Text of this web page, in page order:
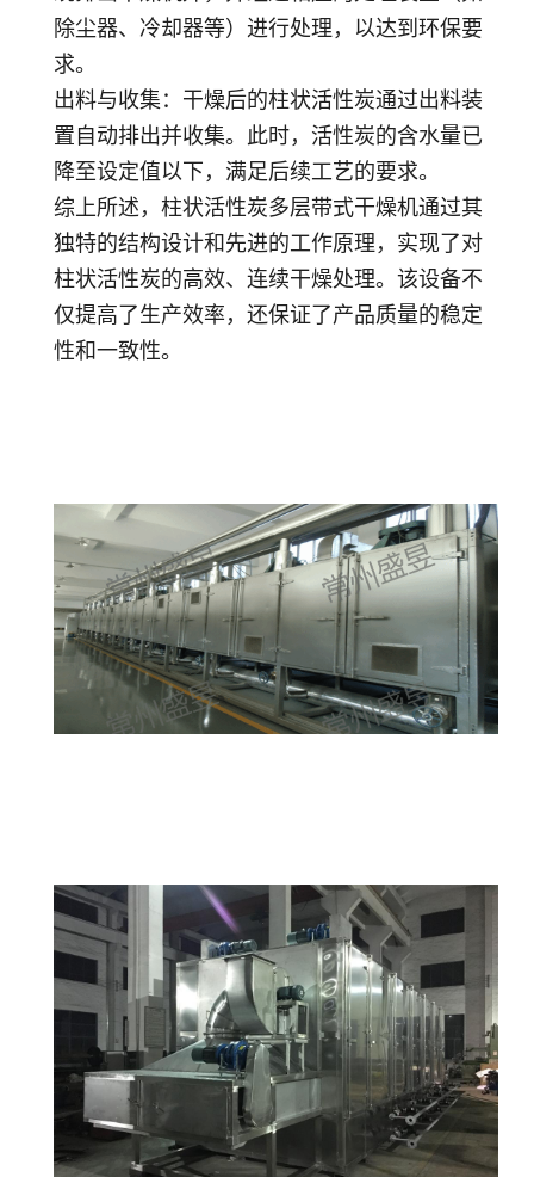
除尘器、冷却器等）进行处理，以达到环保要
求。
出料与收集 ：干燥后的柱状活性炭通过出料装
置自动排出并收集。此时，活性炭的含水量已
降至设定值以下，满足后续工艺的要求。
综上所述，柱状活性炭多层带式干燥机通过其
独特的结构设计和先进的工作原理，实现了对
柱状活性炭的高效、连续干燥处理。该设备不
仅提高了生产效率，还保证了产品质量的稳定
性和一致性。